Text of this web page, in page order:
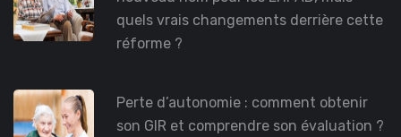
quels vrais changements derrière cette
réforme ?
Perte d’autonomie : comment obtenir
son GIR et comprendre son évaluation ?